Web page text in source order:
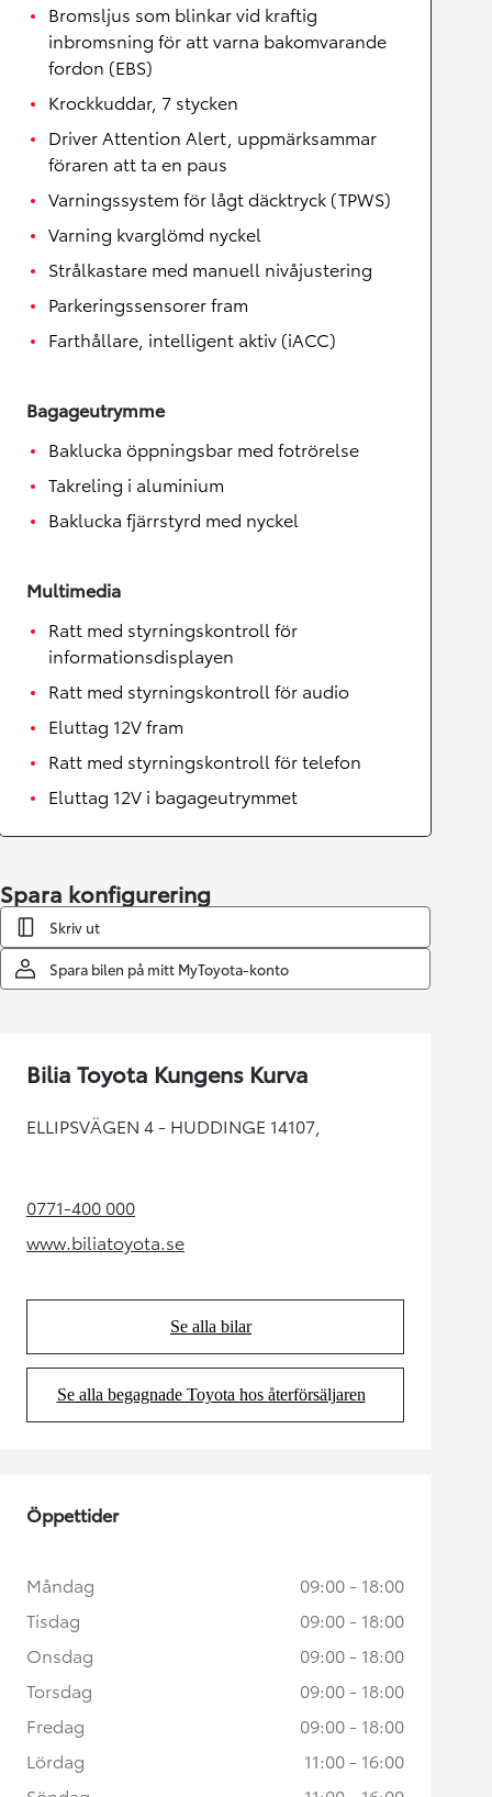
Bromsljus som blinkar vid kraftig
inbromsning för att varna bakomvarande
fordon (EBS)
Krockkuddar, 7 stycken
Driver Attention Alert, uppmärksammar
föraren att ta en paus
Varningssystem för lågt däcktryck (TPWS)
Varning kvarglömd nyckel
Strålkastare med manuell nivåjustering
Parkeringssensorer fram
Farthållare, intelligent aktiv (iACC)
Bagageutrymme
Baklucka öppningsbar med fotrörelse
Takreling i aluminium
Baklucka fjärrstyrd med nyckel
Multimedia
Ratt med styrningskontroll för
informationsdisplayen
Ratt med styrningskontroll för audio
Eluttag 12V fram
Ratt med styrningskontroll för telefon
Eluttag 12V i bagageutrymmet
Spara konfigurering
Skriv ut
Spara bilen på mitt MyToyota-konto
Bilia Toyota Kungens Kurva
ELLIPSVÄGEN 4 - HUDDINGE 14107,
0771-400 000(Opens in new tab)
www.biliatoyota.se
(Opens in new tab)
Se alla bilar
(Opens in new tab)
Se alla begagnade Toyota hos återförsäljaren
(Opens in new tab)
Öppettider
Måndag
09:00 - 18:00
Tisdag
09:00 - 18:00
Onsdag
09:00 - 18:00
Torsdag
09:00 - 18:00
Fredag
09:00 - 18:00
Lördag
11:00 - 16:00